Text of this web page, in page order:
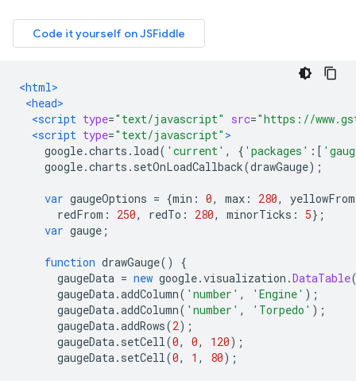
<html>
<head>
<script type="text/javascript" src="https://
<script type="text/javascript" >
google.charts . load( 'current' , { 'packages' :[
google.charts . setOnLoadCallback(drawGauge);
var gaugeOptions = {min : 0, max : 280, yellowFrom
redFrom : 250, redTo : 280, minorTicks : 5};
var gauge ;
function drawGauge()
{
gaugeData = new google.visualization .DataTable
gaugeData.addColumn( 'number' , 'Engine' );
gaugeData.addColumn( 'number' , 'Torpedo' );
gaugeData.addRows(2);
gaugeData. setCell(0, 0, 120);
gaugeData. setCell(0, 1 , 80);